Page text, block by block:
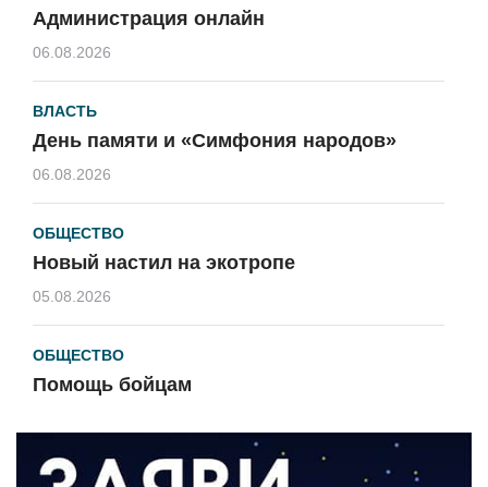
Администрация онлайн
06.08.2026
ВЛАСТЬ
День памяти и «Симфония народов»
06.08.2026
ОБЩЕСТВО
Новый настил на экотропе
05.08.2026
ОБЩЕСТВО
Помощь бойцам
ВЛАСТЬ